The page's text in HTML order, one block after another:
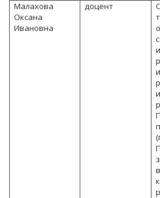
Малахова
Оксана
Ивановна
доцент